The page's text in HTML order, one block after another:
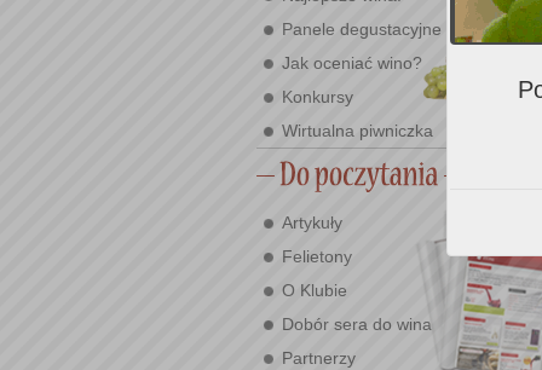
Panele degustacyjne
Jak oceniać wino?
Konkursy
Wirtualna piwniczka
Artykuły
Felietony
O Klubie
Dobór sera do wina
Partnerzy